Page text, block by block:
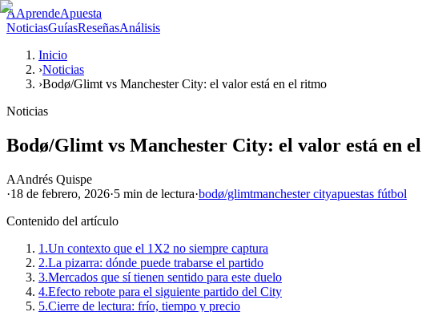
AAprendeApuesta
NoticiasGuíasReseñasAnálisis
Inicio
›Noticias
›Bodø/Glimt vs Manchester City: el valor está en el ritmo
Noticias
Bodø/Glimt vs Manchester City: el valor está en
AAndrés Quispe
·18 de febrero, 2026·5 min de lectura·bodø/glimtmanchester cityapuestas fútbol
Contenido del artículo
1.Un contexto que el 1X2 no siempre captura
2.La pizarra: dónde puede trabarse el partido
3.Mercados que sí tienen sentido para este duelo
4.Efecto rebote para el siguiente partido del City
5.Cierre de lectura: frío, tiempo y precio